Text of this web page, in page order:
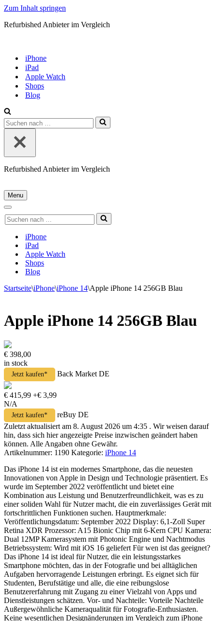
Zum Inhalt springen
Refurbished Anbieter im Vergleich
iPhone
iPad
Apple Watch
Shops
Blog
Suchen
nach …
Refurbished Anbieter im Vergleich
Menu
Navigationsmenü
Navigationsmenü
Suchen
nach …
iPhone
iPad
Apple Watch
Shops
Blog
Startseite\iPhone\iPhone 14\Apple iPhone 14 256GB Blau
Apple iPhone 14 256GB Blau
€ 398,00
in stock
Jetzt kaufen* Back Market DE
€ 415,99 +€ 3,99
N/A
Jetzt kaufen*
reBuy DE
Zuletzt aktualisiert am 8. August 2026 um 4:35 . Wir weisen darauf
hin, dass sich hier angezeigte Preise inzwischen geändert haben
können. Alle Angaben ohne Gewähr.
Artikelnummer: 1190 Kategorie: iPhone 14
Das iPhone 14 ist ein modernes Smartphone, das die neuesten
Innovationen von Apple in Design und Technologie präsentiert. Es
wurde im September 2022 veröffentlicht und bietet eine
Kombination aus Leistung und Benutzerfreundlichkeit, was es zu
einer soliden Wahl für Nutzer macht, die ein zuverlässiges Gerät mit
fortschrittlichen Funktionen suchen. Hauptmerkmale:
Veröffentlichungsdatum: September 2022 Display: 6,1-Zoll Super
Retina XDR Prozessor: A15 Bionic Chip mit 6-Kern CPU Kamera:
Dual 12MP Kamerasystem mit Photonic Engine und Nachtmodus
Betriebssystem: Wird mit iOS 16 geliefert Für wen ist das geeignet?
Das iPhone 14 ist ideal für Nutzer, die ein leistungsstarkes
Smartphone möchten, das in der Fotografie und bei alltäglichen
Aufgaben hervorragende Leistungen erbringt. Es eignet sich für
Studenten, Berufstätige und alle, die eine reibungslose
Benutzererfahrung mit Zugang zu einer Vielzahl von Apps und
Dienstleistungen schätzen. Vor- und Nachteile: Vorteile Nachteile
Außergewöhnliche Kameraqualität für Fotografie-Enthusiasten.
Keine wesentlichen Designänderungen im Vergleich zum iPhone